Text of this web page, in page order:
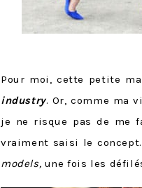
Pour moi, cette petite
industry. Or, comme ma
je ne risque pas de me
vraiment saisi le
models, une fois les